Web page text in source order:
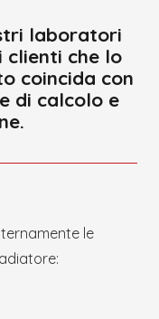
laboratori
clienti che lo
coincida con
di calcolo e
le